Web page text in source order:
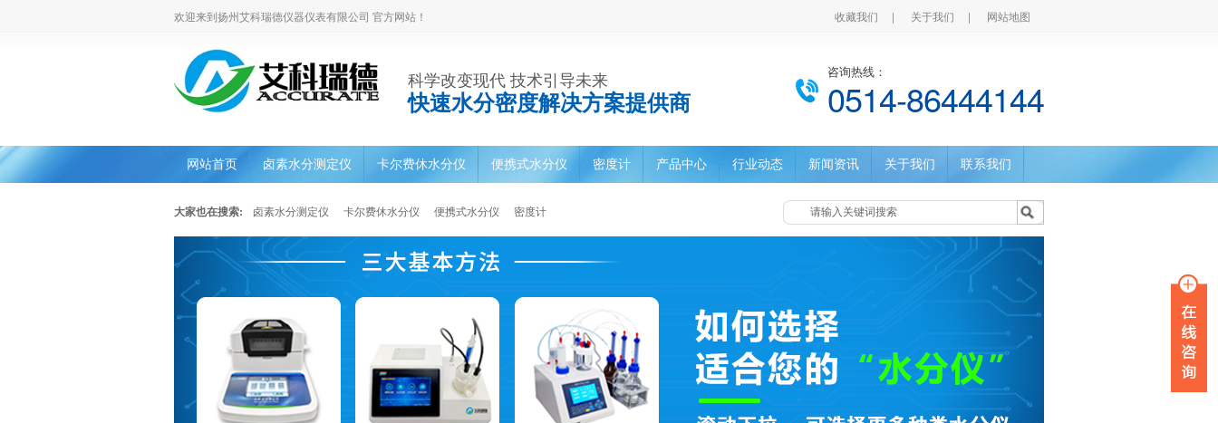
欢迎来到扬州艾科瑞德仪器仪表有限公司 官方网站！ 收藏我们 | 关于我们 | 网站地图
科学改变现代 技术引导未来
快速水分密度解决方案提供商
咨询热线：
0514-86444144
网站首页 卤素水分测定仪 卡尔费休水分仪 便携式水分仪 密度计 产品中心 行业动态 新闻资讯 关于我们 联系我们
大家也在搜索: 卤素水分测定仪 卡尔费休水分仪 便携式水分仪 密度计